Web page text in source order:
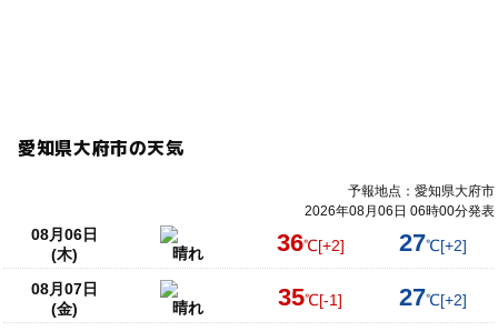
愛知県大府市の天気
予報地点：愛知県大府市
2026年08月06日 06時00分発表
08月06日
(木)
晴れ 36℃[+2] 27℃[+2]
08月07日
(金)
晴れ 35℃[-1] 27℃[+2]